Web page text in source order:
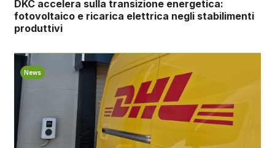
DKC accelera sulla transizione energetica:
fotovoltaico e ricarica elettrica negli stabilimenti
produttivi
News